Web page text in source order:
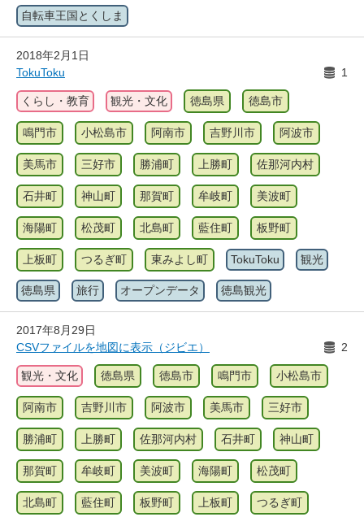
自転車王国とくしま
2018年2月1日
TokuToku
1
くらし・教育 観光・文化 徳島県 徳島市
鳴門市 小松島市 阿南市 吉野川市 阿波市
美馬市 三好市 勝浦町 上勝町 佐那河内村
石井町 神山町 那賀町 牟岐町 美波町
海陽町 松茂町 北島町 藍住町 板野町
上板町 つるぎ町 東みよし町 TokuToku 観光
徳島県 旅行 オープンデータ 徳島観光
2017年8月29日
CSVファイルを地図に表示（ジビエ）
2
観光・文化 徳島県 徳島市 鳴門市 小松島市
阿南市 吉野川市 阿波市 美馬市 三好市
勝浦町 上勝町 佐那河内村 石井町 神山町
那賀町 牟岐町 美波町 海陽町 松茂町
北島町 藍住町 板野町 上板町 つるぎ町